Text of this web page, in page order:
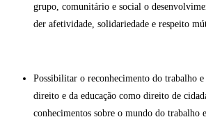
grupo, comunitário e social o
der afetividade, solidariedade e respeito
Possibilitar o reconhecimento do trabalho e
direito e da educação como direito de
conhecimentos sobre o mundo do trabalho